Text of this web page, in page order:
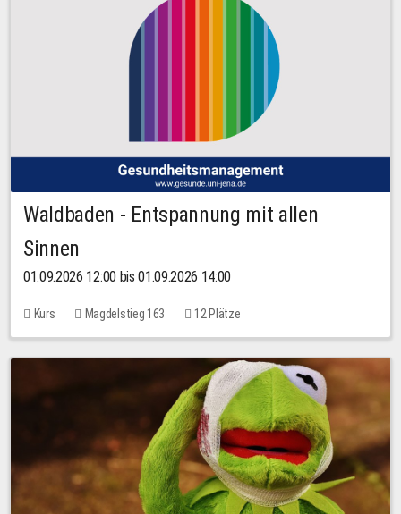
Waldbaden - Entspannung mit allen
Sinnen
01.09.2026 12:00 bis 01.09.2026 14:00
Kurs Magdelstieg 163 12 Plätze